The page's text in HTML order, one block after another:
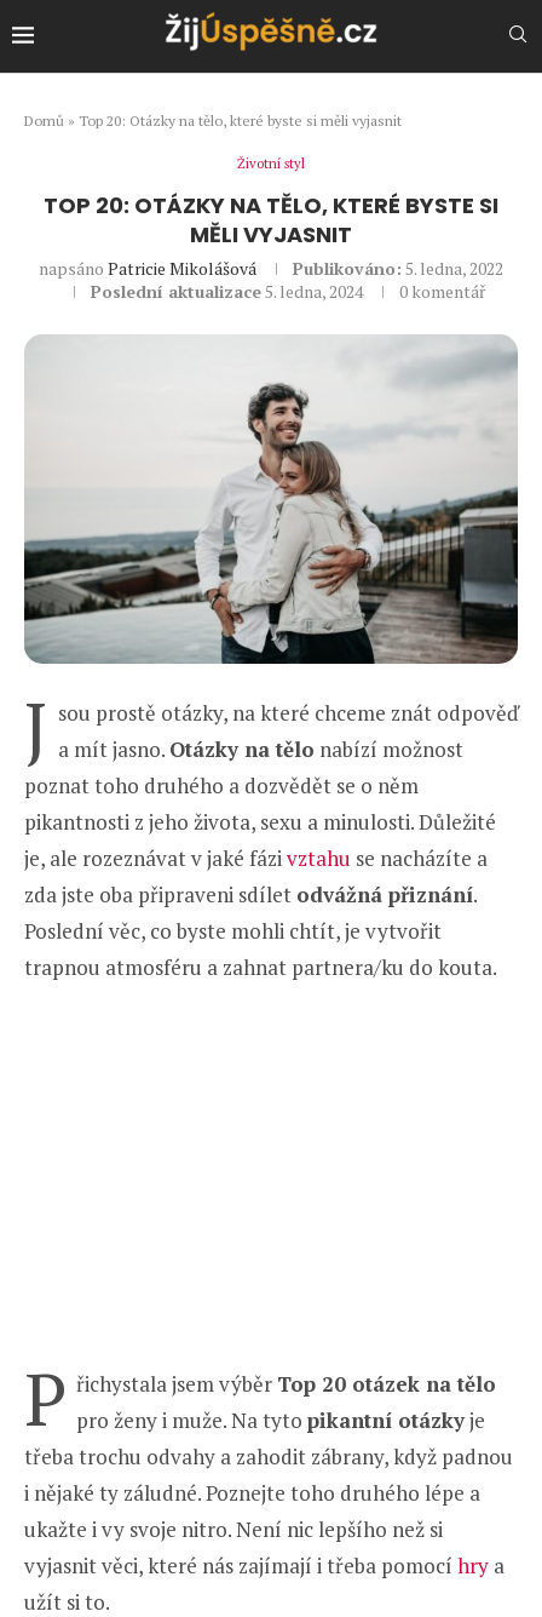
Domů » Top 20: Otázky na tělo, které byste si měli vyjasnit
Životní styl
TOP 20: OTÁZKY NA TĚLO, KTERÉ BYSTE SI
MĚLI VYJASNIT
napsáno Patricie Mikolášová Publikováno: 5. ledna, 2022
Poslední aktualizace5. ledna, 2024 0 komentář
J sou prostě otázky, na které chceme znát odpověď
a mít jasno. Otázky na tělo nabízí možnost
poznat toho druhého a dozvědět se o něm
pikantnosti z jeho života, sexu a minulosti. Důležité
je, ale rozeznávat v jaké fázivztahu se nacházíte a
zda jste oba připraveni sdílet odvážná přiznání.
Poslední věc, co byste mohli chtít, je vytvořit
trapnou atmosféru a zahnat partnera/ku do kouta.
P řichystala jsem výběr Top 20 otázek na tělo
pro ženy i muže. Na tyto pikantní otázkyje
třeba trochu odvahy a zahodit zábrany, když padnou
i nějaké ty záludné. Poznejte toho druhého lépe a
ukažte i vy svoje nitro. Není nic lepšího než si
vyjasnit věci, které nás zajímají i třeba pomocí hry a
užít si to.